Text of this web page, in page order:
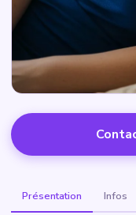
Présentation Infos